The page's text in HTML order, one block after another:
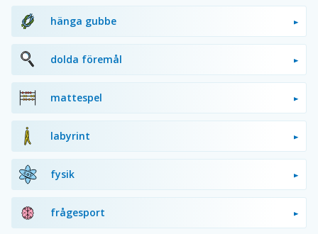
hänga gubbe
dolda föremål
mattespel
labyrint
fysik
frågesport